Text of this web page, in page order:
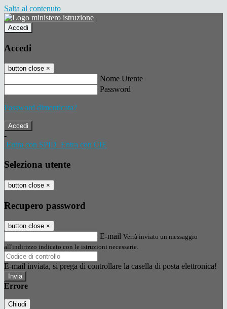
Salta al contenuto
Accedi
Accedi
button close ×
Nome Utente
Password
Password dimenticata?
-
Entra con SPID Entra con CIE
Seleziona utente
button close ×
Recupero password
button close ×
E-mail Verrà inviato un messaggio
all'indirizzo indicato con le istruzioni necessarie.
E-mail inviata, si prega di controllare la casella di posta elettronica!
Errore
Chiudi